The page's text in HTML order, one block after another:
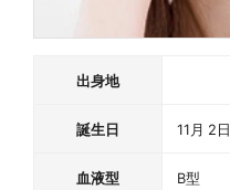
出身地
誕生日 11月 2日
血液型 B型